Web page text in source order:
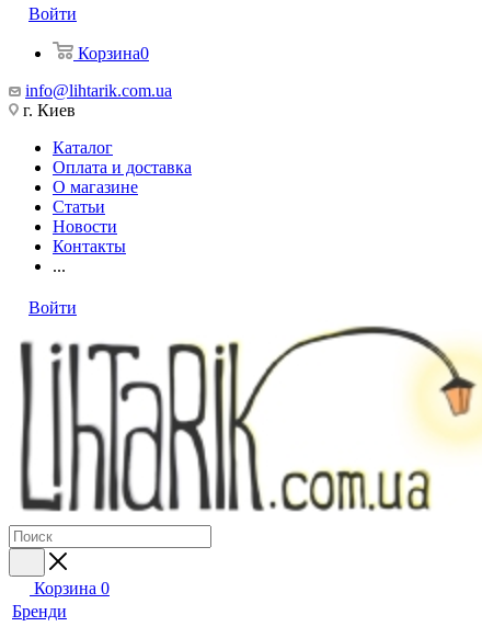
Войти
Корзина0
info@lihtarik.com.ua
г. Киев
Каталог
Оплата и доставка
О магазине
Статьи
Новости
Контакты
...
Войти
Корзина 0
Бренди